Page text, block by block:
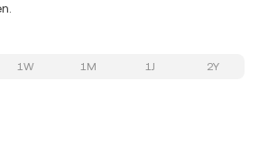
1W 1M 1J 2Y